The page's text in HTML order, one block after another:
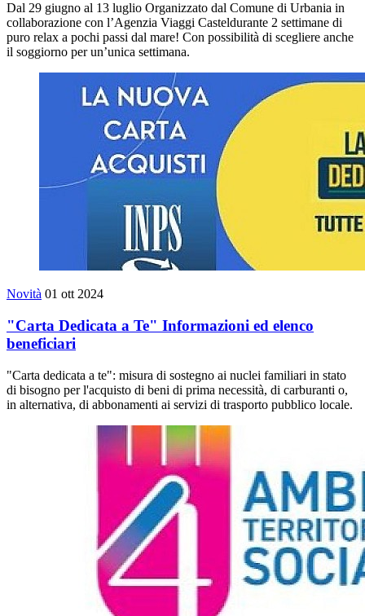
Dal 29 giugno al 13 luglio Organizzato dal Comune di Urbania in
collaborazione con l’Agenzia Viaggi Casteldurante 2 settimane di
puro relax a pochi passi dal mare! Con possibilità di scegliere anche
il soggiorno per un’unica settimana.
Novità 01 ott 2024
"Carta Dedicata a Te" Informazioni ed elenco
beneficiari
"Carta dedicata a te": misura di sostegno ai nuclei familiari in stato
di bisogno per l'acquisto di beni di prima necessità, di carburanti o,
in alternativa, di abbonamenti ai servizi di trasporto pubblico locale.